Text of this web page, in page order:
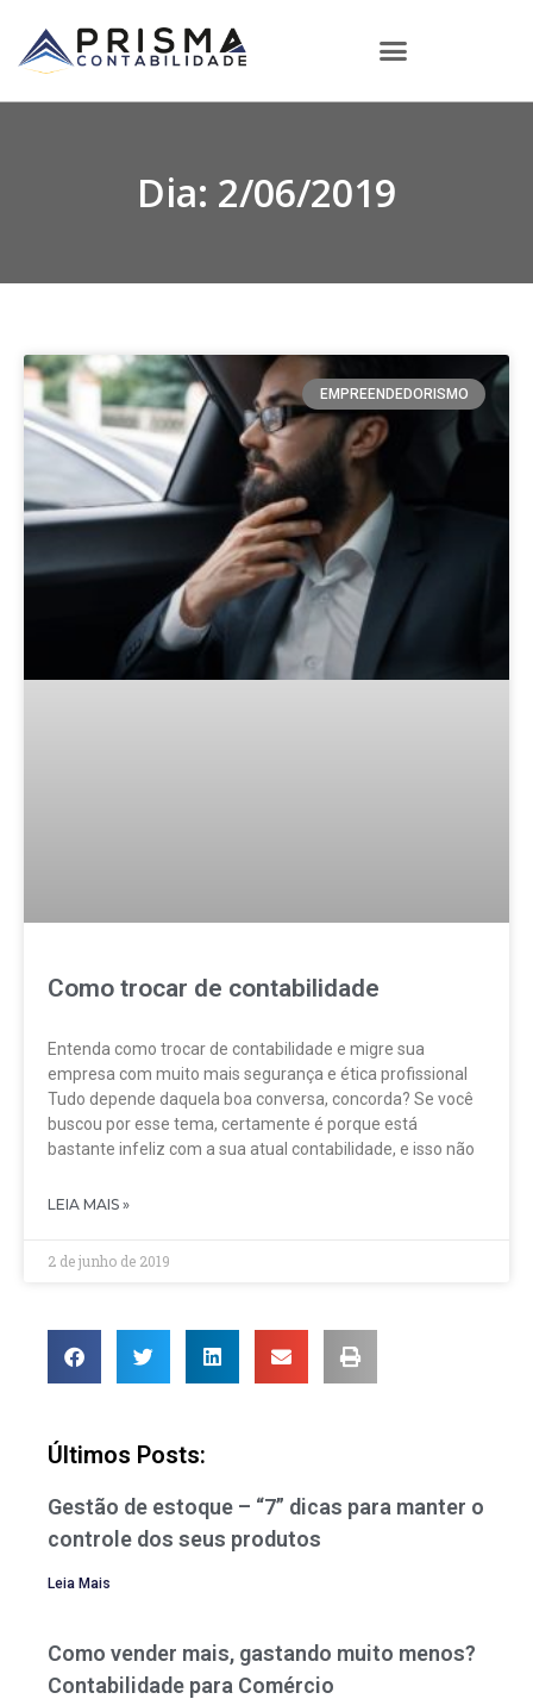
Dia: 2/06/2019
EMPREENDEDORISMO
Como trocar de contabilidade
Entenda como trocar de contabilidade e migre sua
empresa com muito mais segurança e ética profissional
Tudo depende daquela boa conversa, concorda? Se você
buscou por esse tema, certamente é porque está
bastante infeliz com a sua atual contabilidade, e isso não
LEIA MAIS »
2 de junho de 2019
Últimos Posts:
Gestão de estoque – “7” dicas para manter o
controle dos seus produtos
Leia Mais
Como vender mais, gastando muito menos?
Contabilidade para Comércio